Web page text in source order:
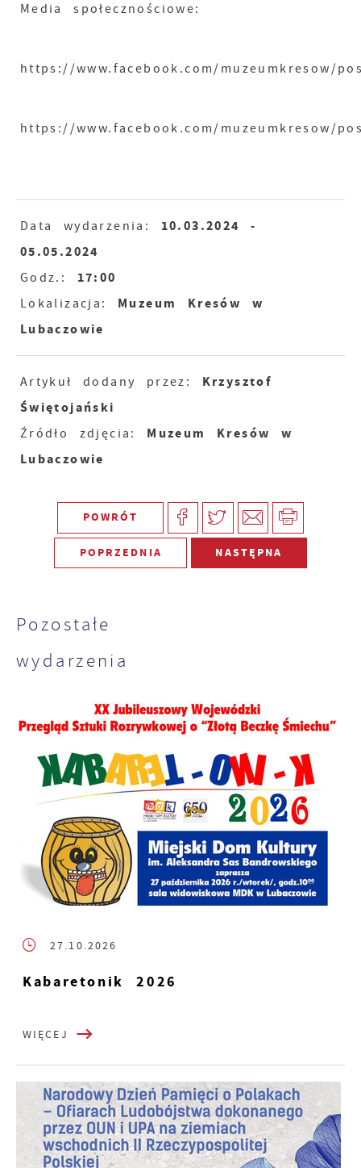
Media społecznościowe:
https://www.facebook.com/muzeumkresow/
https://www.facebook.com/muzeumkresow/
Data wydarzenia: 10.03.2024
-
05.05.2024
Godz.: 17:00
Lokalizacja:
Muzeum Kresów w
Lubaczowie
Artykuł dodany przez: Krzysztof
Świętojański
Źródło zdjęcia: Muzeum Kresów w
Lubaczowie
POWRÓT
POPRZEDNIA NASTĘPNA
Pozostałe
wydarzenia
27.10.2026
Kabaretonik 2026
WIĘCEJ